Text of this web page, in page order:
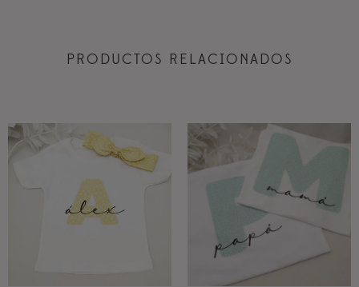
PRODUCTOS RELACIONADOS